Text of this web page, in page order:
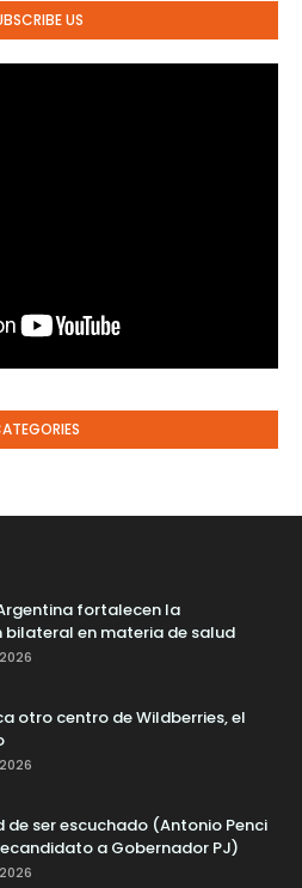
US
fortalecen la
bilateral en materia de salud
otro centro de Wildberries, el
de ser escuchado (Antonio Penci
a Gobernador PJ)